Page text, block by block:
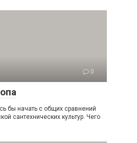
0
бы начать с общих сравнений
сантехнических культур. Чего